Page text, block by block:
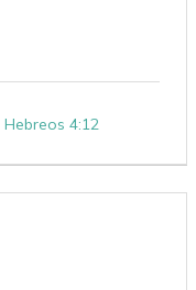
Hebreos 4:12